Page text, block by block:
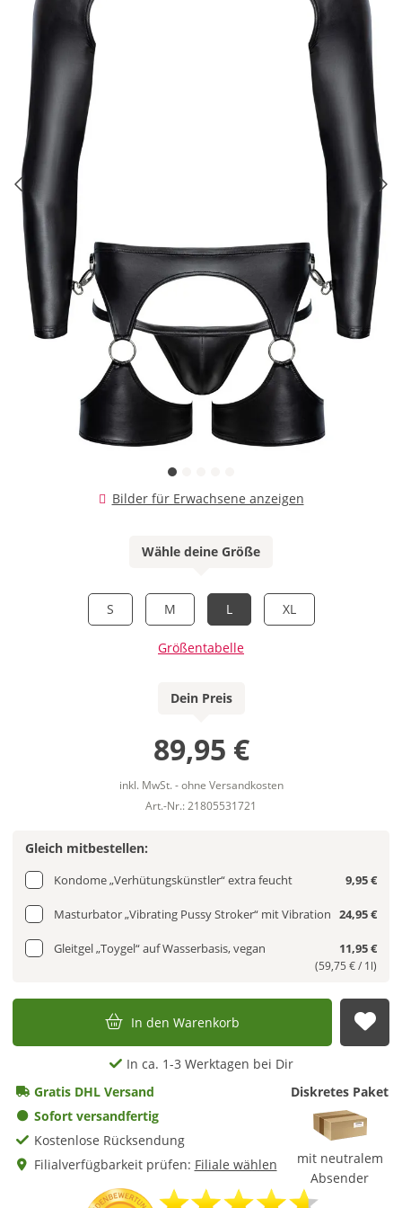
Bilder für Erwachsene anzeigen
Wähle deine Größe
S M L XL
Größentabelle
Dein Preis
89,95 €
inkl. MwSt. - ohne Versandkosten
Art.-Nr.: 21805531721
Gleich mitbestellen:
Kondome „Verhütungskünstler“ extra feucht 9,95 €
Masturbator „Vibrating Pussy Stroker“ mit Vibration 24,95 €
Gleitgel „Toygel“ auf Wasserbasis, vegan 11,95 €
(59,75 € / 1l)
In den Warenkorb
In ca. 1-3 Werktagen bei Dir
Gratis DHL Versand
Sofort versandfertig
Kostenlose Rücksendung
Filialverfügbarkeit prüfen: Filiale wählen
Diskretes Paket
mit neutralem
Absender